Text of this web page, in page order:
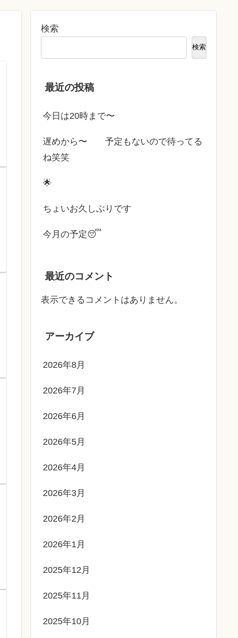
検索
検索
最近の投稿
今日は20時まで〜
遅めから〜 予定もないので待ってる
ね笑笑
🌟
ちょいお久しぶりです
今月の予定😴
最近のコメント
表示できるコメントはありません。
アーカイブ
2026年8月
2026年7月
2026年6月
2026年5月
2026年4月
2026年3月
2026年2月
2026年1月
2025年12月
2025年11月
2025年10月